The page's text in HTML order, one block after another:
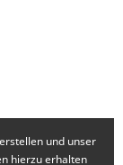
und unser
hierzu erhalten